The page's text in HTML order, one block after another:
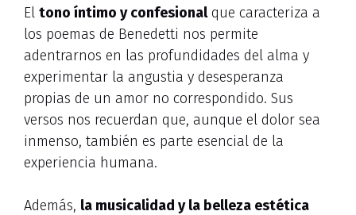
El tono íntimo y confesionalque caracteriza a
los poemas de Benedetti nos permite
adentrarnos en las profundidades del alma y
experimentar la angustia y desesperanza
propias de un amor no correspondido. Sus
versos nos recuerdan que, aunque el dolor sea
inmenso, también es parte esencial de la
experiencia humana.
Además, la musicalidad y la belleza estética